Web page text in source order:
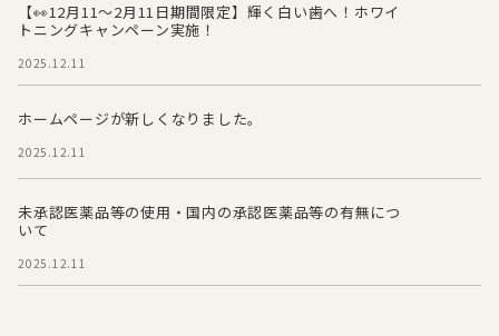
【👀12月11～2月11日期間限定】輝く白い歯へ！ホワイ
トニングキャンペーン実施！
2025.12.11
ホームページが新しくなりました。
2025.12.11
未承認医薬品等の使用・国内の承認医薬品等の有無につ
いて
2025.12.11